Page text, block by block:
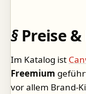
Preise
Im Katalog ist
Freemium
vor allem Brand-